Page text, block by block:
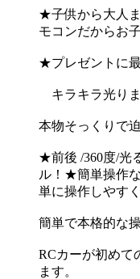
★子供から大人
モコンだからお
★プレゼントに最
キラキラ光りま
本物そっくりで
★前後 /360度/光
ル！★簡単操作
単に操作しやす
簡単で本格的な
RCカーが初めて
ます。